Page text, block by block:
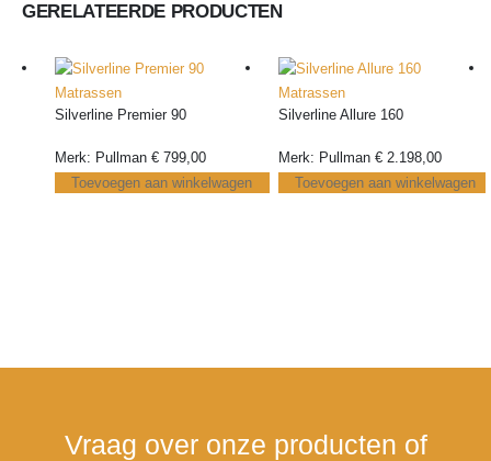
GERELATEERDE PRODUCTEN
Matrassen
Silverline Premier 90
Merk: Pullman €799,00
Toevoegen aan winkelwagen
Matrassen
Silverline Allure 160
Merk: Pullman €2.198,00
Toevoegen aan winkelwagen
Vraag over onze producten of